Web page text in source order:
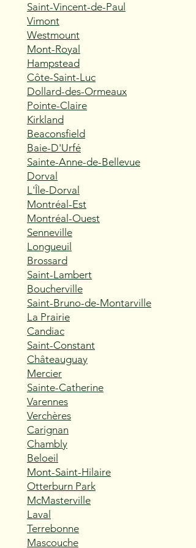
Saint-Vincent-de-Paul
Vimont
Westmount
Mont-Royal
Hampstead
Côte-Saint-Luc
Dollard-des-Ormeaux
Pointe-Claire
Kirkland
Beaconsfield
Baie-D'Urfé
Sainte-Anne-de-Bellevue
Dorval
L'Île-Dorval
Montréal-Est
Montréal-Ouest
Senneville
Longueuil
Brossard
Saint-Lambert
Boucherville
Saint-Bruno-de-Montarville
La Prairie
Candiac
Saint-Constant
Châteauguay
Mercier
Sainte-Catherine
Varennes
Verchères
Carignan
Chambly
Beloeil
Mont-Saint-Hilaire
Otterburn Park
McMasterville
Laval
Terrebonne
Mascouche